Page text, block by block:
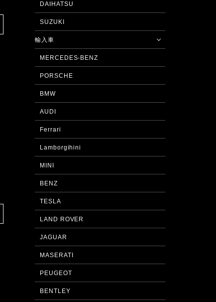
DAIHATSU
SUZUKI
輸入車
MERCEDES-BENZ
PORSCHE
BMW
AUDI
Ferrari
Lamborgihini
MINI
BENZ
TESLA
LAND ROVER
JAGUAR
MASERATI
PEUGEOT
BENTLEY